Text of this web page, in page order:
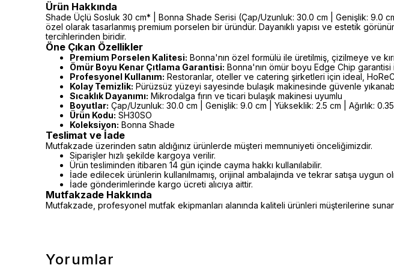
Ürün Hakkında
Shade Üçlü Sosluk 30 cm* | Bonna Shade Serisi (Çap/Uzunluk: 30.0 cm | Genişlik: 9.0
özel olarak tasarlanmış premium porselen bir üründür. Dayanıklı yapısı ve estetik
tercihlerinden biridir.
Öne Çıkan Özellikler
Premium Porselen Kalitesi: Bonna'nın özel formülü ile üretilmiş, çizilmeye ve
Ömür Boyu Kenar Çıtlama Garantisi: Bonna'nın ömür boyu Edge Chip garantisi
Profesyonel Kullanım: Restoranlar, oteller ve catering şirketleri için ideal,
Kolay Temizlik: Pürüzsüz yüzeyi sayesinde bulaşık makinesinde güvenle
Sıcaklık Dayanımı: Mikrodalga fırın ve ticari bulaşık makinesi uyumlu
Boyutlar: Çap/Uzunluk: 30.0 cm | Genişlik: 9.0 cm | Yükseklik: 2.5 cm | Ağırlık:
Ürün Kodu: SH30SO
Koleksiyon: Bonna Shade
Teslimat ve İade
Mutfakzade üzerinden satın aldığınız ürünlerde müşteri memnuniyeti önceliğimizdir.
Siparişler hızlı şekilde kargoya verilir.
Ürün tesliminden itibaren 14 gün içinde cayma hakkı kullanılabilir.
İade edilecek ürünlerin kullanılmamış, orijinal ambalajında ve tekrar satışa uygun
İade gönderimlerinde kargo ücreti alıcıya aittir.
Mutfakzade Hakkında
Mutfakzade, profesyonel mutfak ekipmanları alanında kaliteli ürünleri müşterilerine
Yorumlar